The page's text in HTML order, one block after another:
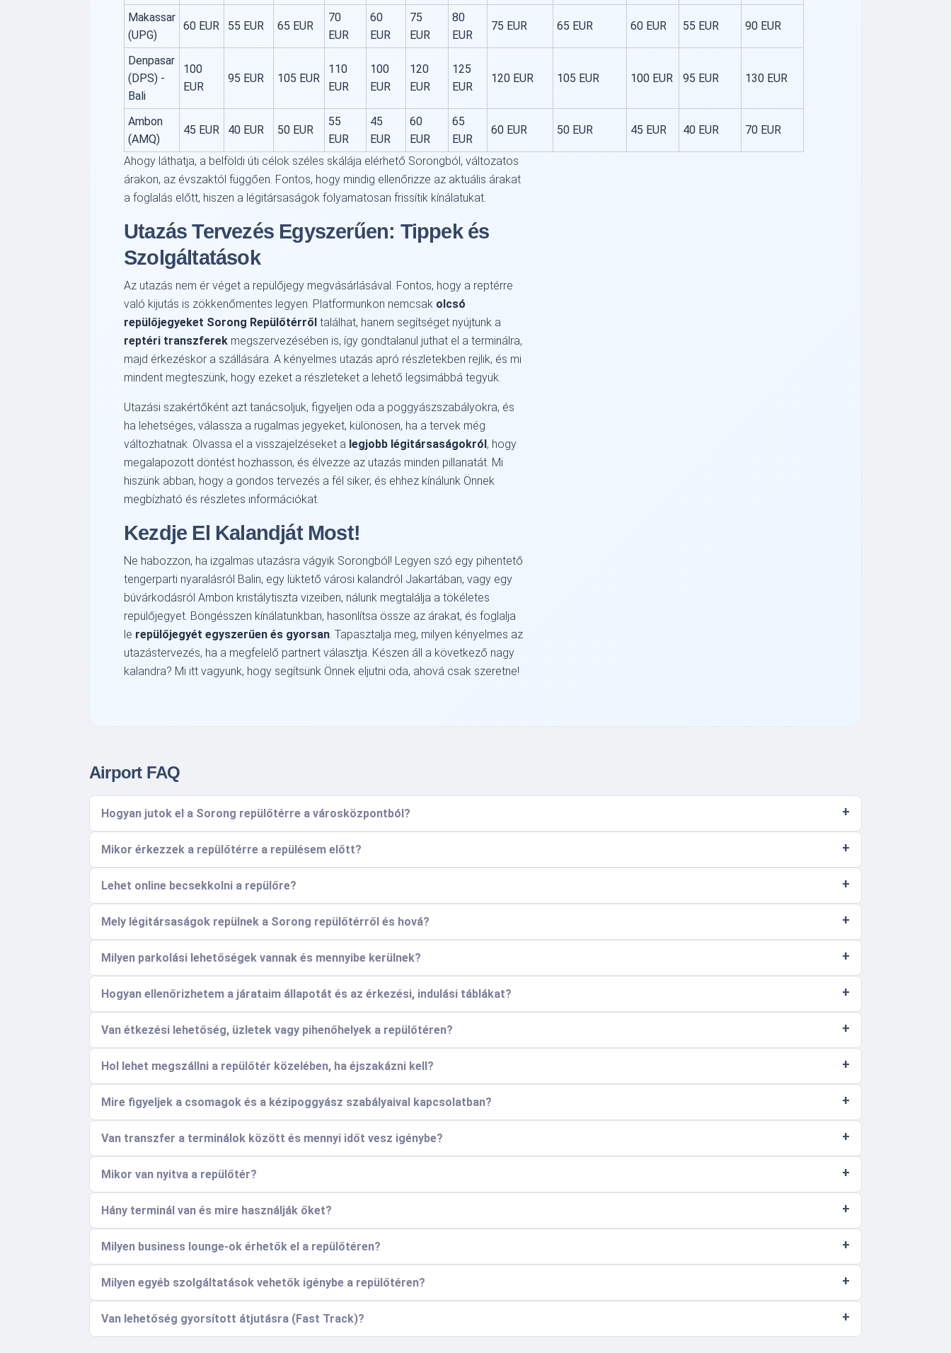
Makassar
(UPG)
60 EUR 55 EUR 65 EUR
70
EUR
60
EUR
75
EUR
80
EUR
75 EUR 65 EUR 60 EUR 55 EUR 90 EUR
Denpasar
(DPS) -
Bali
100
EUR
95 EUR 105 EUR
110
EUR
100
EUR
120
EUR
125
EUR
120 EUR 105 EUR 100 EUR 95 EUR 130 EUR
Ambon
(AMQ)
45 EUR 40 EUR 50 EUR
55
EUR
45
EUR
60
EUR
65
EUR
60 EUR 50 EUR 45 EUR 40 EUR 70 EUR
Ahogy láthatja, a belföldi úti célok széles skálája elérhető Sorongból, változatos
árakon, az évszaktól függően. Fontos, hogy mindig ellenőrizze az aktuális árakat
a foglalás előtt, hiszen a légitársaságok folyamatosan frissítik kínálatukat.
Utazás Tervezés Egyszerűen: Tippek és
Szolgáltatások
Az utazás nem ér véget a repülőjegy megvásárlásával. Fontos, hogy a reptérre
való kijutás is zökkenőmentes legyen. Platformunkon nemcsak olcsó
repülőjegyeket Sorong Repülőtérről találhat, hanem segítséget nyújtunk a
reptéri transzferek megszervezésében is, így gondtalanul juthat el a terminálra,
majd érkezéskor a szállására. A kényelmes utazás apró részletekben rejlik, és mi
mindent megteszünk, hogy ezeket a részleteket a lehető legsimábbá tegyük.
Utazási szakértőként azt tanácsoljuk, figyeljen oda a poggyászszabályokra, és
ha lehetséges, válassza a rugalmas jegyeket, különösen, ha a tervek még
változhatnak. Olvassa el a visszajelzéseket a legjobb légitársaságokról , hogy
megalapozott döntést hozhasson, és élvezze az utazás minden pillanatát. Mi
hiszünk abban, hogy a gondos tervezés a fél siker, és ehhez kínálunk Önnek
megbízható és részletes információkat.
Kezdje El Kalandját Most!
Ne habozzon, ha izgalmas utazásra vágyik Sorongból! Legyen szó egy pihentető
tengerparti nyaralásról Balin, egy lüktető városi kalandról Jakartában, vagy egy
búvárkodásról Ambon kristálytiszta vizeiben, nálunk megtalálja a tökéletes
repülőjegyet. Böngésszen kínálatunkban, hasonlítsa össze az árakat, és foglalja
le repülőjegyét egyszerűen és gyorsan. Tapasztalja meg, milyen kényelmes az
utazástervezés, ha a megfelelő partnert választja. Készen áll a következő nagy
kalandra? Mi itt vagyunk, hogy segítsünk Önnek eljutni oda, ahová csak szeretne!
Airport FAQ
Hogyan jutok el a Sorong repülőtérre a városközpontból?
Mikor érkezzek a repülőtérre a repülésem előtt?
Lehet online becsekkolni a repülőre?
Mely légitársaságok repülnek a Sorong repülőtérről és hová?
Milyen parkolási lehetőségek vannak és mennyibe kerülnek?
Hogyan ellenőrizhetem a járataim állapotát és az érkezési, indulási táblákat?
Van étkezési lehetőség, üzletek vagy pihenőhelyek a repülőtéren?
Hol lehet megszállni a repülőtér közelében, ha éjszakázni kell?
Mire figyeljek a csomagok és a kézipoggyász szabályaival kapcsolatban?
Van transzfer a terminálok között és mennyi időt vesz igénybe?
Mikor van nyitva a repülőtér?
Hány terminál van és mire használják őket?
Milyen business lounge-ok érhetők el a repülőtéren?
Milyen egyéb szolgáltatások vehetők igénybe a repülőtéren?
Van lehetőség gyorsított átjutásra (Fast Track)?